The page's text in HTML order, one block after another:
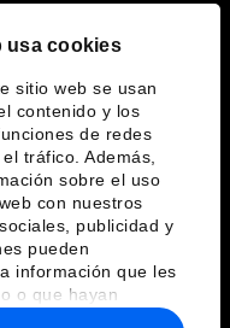
usa cookies
sitio web se usan
contenido y los
de redes
tráfico. Además,
sobre el uso
con nuestros
publicidad y
pueden
información que les
o que hayan
uso que haya